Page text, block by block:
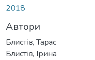
2018
Автори
Блистів, Тарас
Блистів, Ірина